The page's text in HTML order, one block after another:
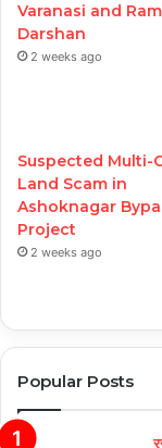
Varanasi and
Darshan
2 weeks ago
Suspected Multi-
Land Scam in
Ashoknagar
Project
2 weeks ago
Popular Posts